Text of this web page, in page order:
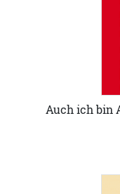
Auch ich bin